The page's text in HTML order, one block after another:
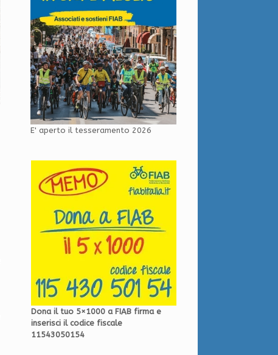
E' aperto il tesseramento 2026
Dona il tuo 5×1000 a FIAB firma e
inserisci il codice fiscale
11543050154